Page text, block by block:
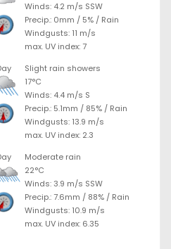
Winds: 4.2 m/s SSW
Precip.: 0mm / 5% / Rain
Windgusts: 11 m/s
max. UV index: 7
Slight rain showers
17°C
Winds: 4.4 m/s S
Precip.: 5.1mm / 85% / Rain
Windgusts: 13.9 m/s
max. UV index: 2.3
Moderate rain
22°C
Winds: 3.9 m/s SSW
Precip.:7.6mm / 88% / Rain
Windgusts: 10.9 m/s
max. UV index: 6.35